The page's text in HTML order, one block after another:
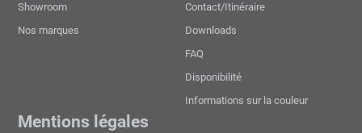
Showroom
Nos marques
Contact/Itinéraire
Downloads
FAQ
Disponibilité
Informations sur la couleur
Mentions légales